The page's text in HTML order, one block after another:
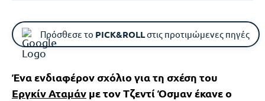
Πρόσθεσε το PICK&ROLLστις προτιμώμενες πηγές
Ένα ενδιαφέρον σχόλιο για τη σχέση του
Εργκίν Αταμάν με τον Τζεντί Όσμαν έκανε ο